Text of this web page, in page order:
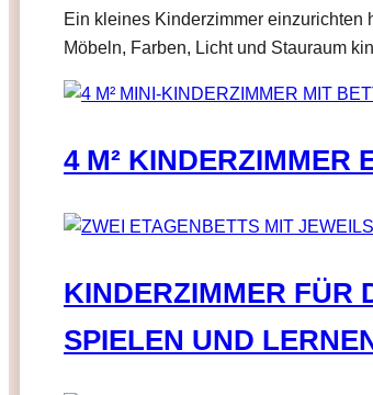
Ein kleines Kinderzimmer einzurichten
Möbeln, Farben, Licht und Stauraum
4 M² KINDERZIMMER
KINDERZIMMER FÜR
SPIELEN UND